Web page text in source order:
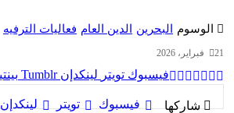
الوسوم البحرين الدين العام فعاليات الترفيه
21 فبراير، 2026
فيسبوك تويتر لينكدإن
شاركها فيسبوك تويتر لينكدإن